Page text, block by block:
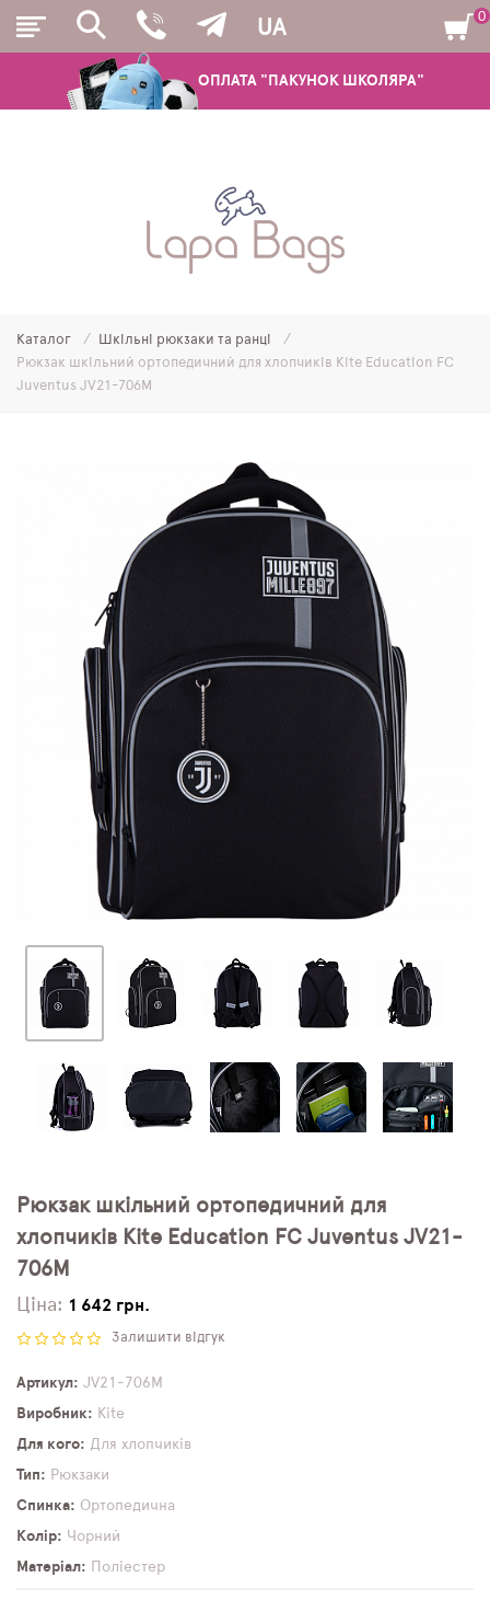
ОПЛАТА "ПАКУНОК ШКОЛЯРА"
UA
ШКІЛЬНІ РЮКЗАКИ ТА РАНЦІ
МОЛОДІЖНІ РЮКЗАКИ
SCHOOL STANDARD
SKYNAME
РОЗПРОДАЖ
0
Каталог
Шкільні рюкзаки та ранці
Рюкзак шкільний ортопедичний для хлопчиків Kite Education FC
Juventus JV21-706M
Рюкзак шкільний ортопедичний для
хлопчиків Kite Education FC Juventus JV21-
706M
Ціна: 1 642 грн.
Залишити відгук
Артикул
JV21-706M
Виробник
Kite
Для кого
Для хлопчиків
Тип
Рюкзаки
Спинка
Ортопедична
Колір
Чорний
Матеріал
Поліестер